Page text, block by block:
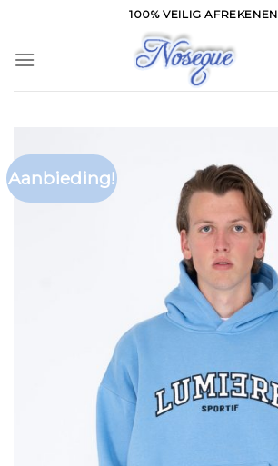
content
100% VEILIG AFREKENEN
Aanbieding!